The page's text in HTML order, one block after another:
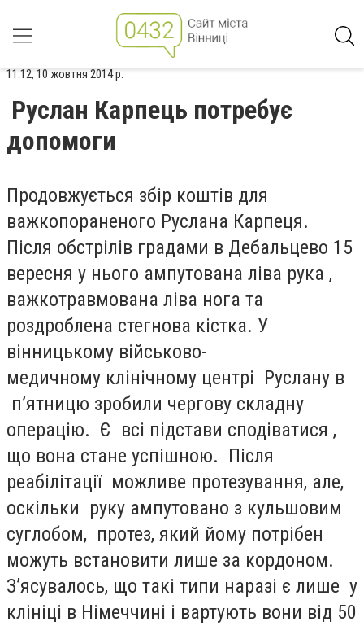
11:12, 10 жовтня 2014 р.
Руслан Карпець потребує
допомоги
Продовжується збір коштів для
важкопораненого Руслана Карпеця.
Після обстрілів градами в Дебальцево 15
вересня у нього ампутована ліва рука ,
важкотравмована ліва нога та
роздроблена стегнова кістка. У
вінницькому військово-
медичному клінічному центрі Руслану в
п’ятницю зробили чергову складну
операцію. Є всі підстави сподіватися ,
що вона стане успішною. Після
реабілітації можливе протезування, але,
оскільки руку ампутовано з кульшовим
суглобом, протез, який йому потрібен
можуть встановити лише за кордоном.
З’ясувалось, що такі типи наразі є лише у
клініці в Німеччині і вартують вони від 50